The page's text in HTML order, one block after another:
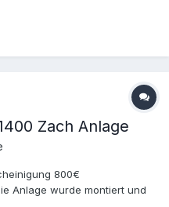
Internet ist es sehr schwer
den meisten Videos die DB-
aber ein Versuch ist es
Bekommen wir es
Auspuff an seiner
ein paar Eckdaten) um
zu schaffen?
Zach Anlage
800€
Anlage wurde montiert und